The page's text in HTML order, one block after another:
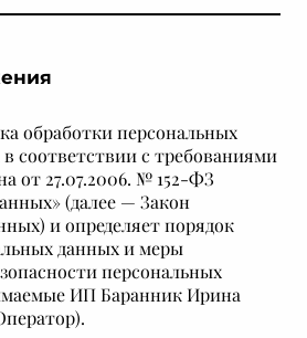
обработки персональных
соответствии с требованиями
от 27.07.2006. № 152-ФЗ
(далее — Закон
и определяет порядок
данных и меры
персональных
ИП Баранник Ирина